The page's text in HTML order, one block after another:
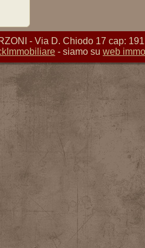
- Via D. Chiodo 17 cap:
- siamo su web